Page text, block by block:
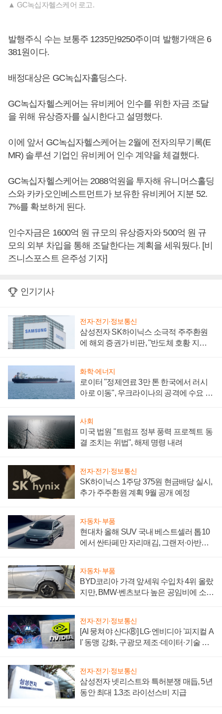
▲ GC녹십자헬스케어 로고.
발행주식 수는 보통주 1235만9250주이며 발행가액은 6
381원이다.
배정대상은 GC녹십자홀딩스다.
GC녹십자헬스케어는 유비케어 인수를 위한 자금 조달
을 위해 유상증자를 실시한다고 설명했다.
이에 앞서 GC녹십자헬스케어는 2월에 전자의무기록(E
MR) 솔루션 기업인 유비케어 인수 계약을 체결했다.
GC녹십자헬스케어는 2088억원을 투자해 유니머스홀딩
스와 카카오인베스트먼트가 보유한 유비케어 지분 52.
7%를 확보하게 된다.
인수자금은 1600억 원 규모의 유상증자와 500억 원 규
모의 외부 차입을 통해 조달한다는 계획을 세워뒀다. [비
즈니스포스트 은주성 기자]
인기기사
전자·전기·정보통신
삼성전자 SK하이닉스 소극적 주주환원
에 해외 증권가 비판, "반도체 호황 지속
화학·에너지
로이터 "정제연료 3만 톤 한국에서 러시
아로 이동", 우크라이나의 공격에 수요 늘
사회
미국 법원 "트럼프 정부 풍력 프로젝트 동
결 조치는 위법", 해제 명령 내려
전자·전기·정보통신
SK하이닉스 1주당 375원 현금배당 실시,
추가 주주환원 계획 9월 공개 예정
자동차·부품
현대차 올해 SUV 국내 베스트셀러 톱10
에서 싼타페만 자리매김, 그랜저·아반떼
자동차·부품
BYD코리아 가격 앞세워 수입차 4위 올랐
지만, BMW·벤츠보다 높은 공임비에 소비
전자·전기·정보통신
[AI 뭉쳐야 산다⑧] LG·엔비디아 '피지컬 A
I' 동맹 강화, 구광모 제조·데이터·기술 결
전자·전기·정보통신
삼성전자 넷리스트와 특허분쟁 매듭, 5년
동안 최대 1.3조 라이선스비 지급